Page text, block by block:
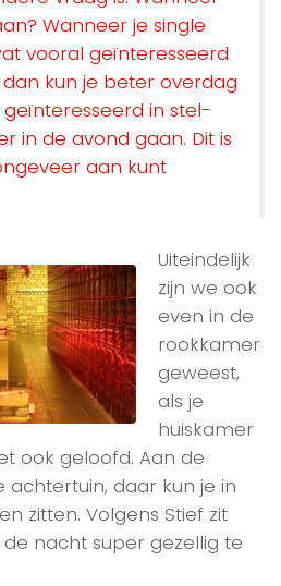
Wanneer je single
vooral geïnteresseerd
kun je beter overdag
in stel-
in de avond gaan. Dit is
aan kunt
Uiteindelijk
zijn we ook
even in de
rookkamer
geweest,
als je
huiskamer
ook geloofd. Aan de
daar kun je in
zitten. Volgens Stief zit
nacht super gezellig te